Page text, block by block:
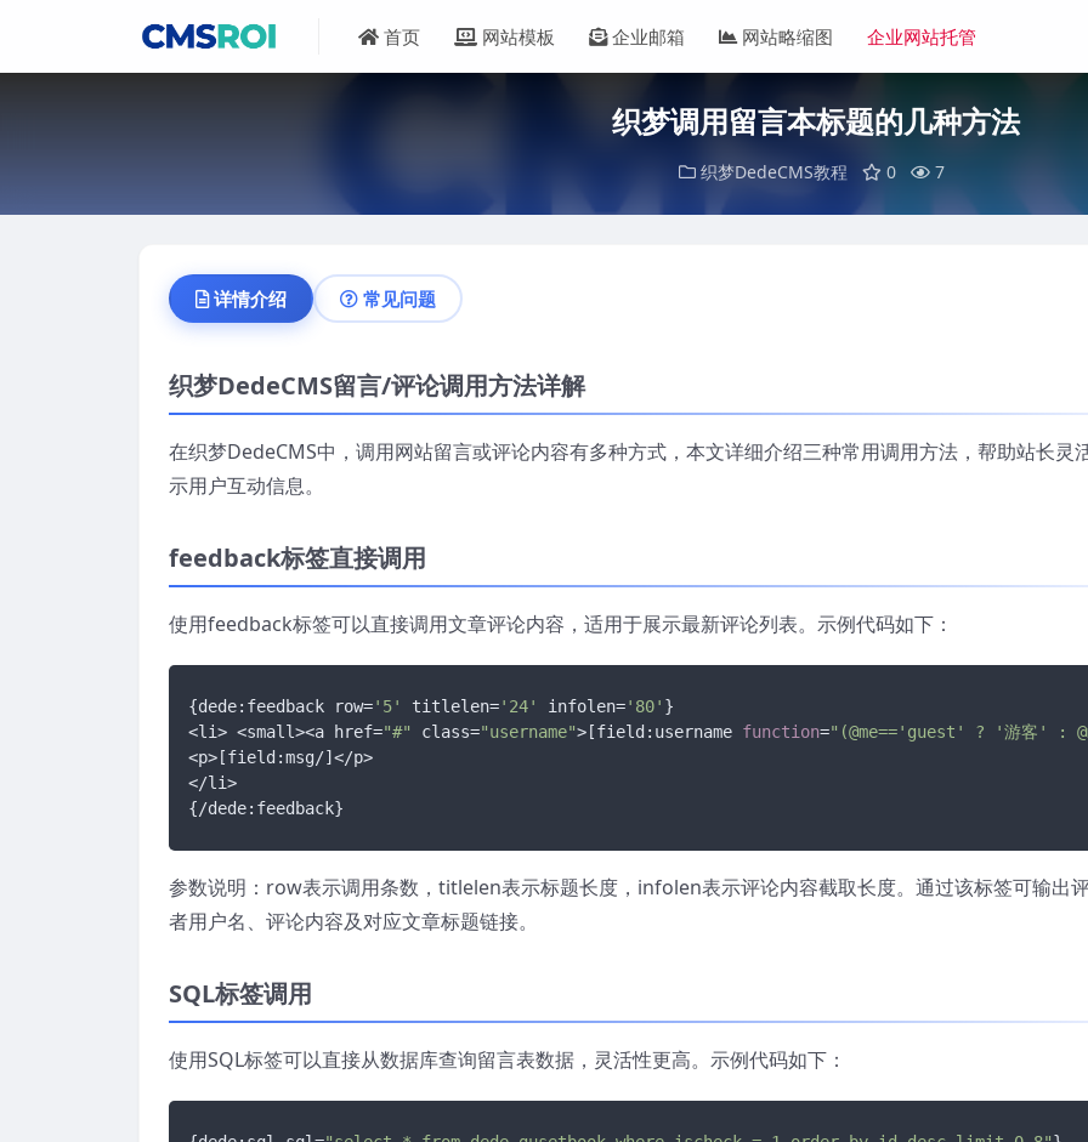
首页 网站模板 企业邮箱 网站略缩图 企业网站托管
织梦调用留言本标题的几种方法
织梦DedeCMS教程 0 7
详情介绍 常见问题
织梦DedeCMS留言/评论调用方法详解
在织梦DedeCMS中，调用网站留言或评论内容有多种方式，本文详细介绍三种常用调用方法，帮助站长灵
示用户互动信息。
feedback标签直接调用
使用feedback标签可以直接调用文章评论内容，适用于展示最新评论列表。示例代码如下：
{dede:feedback row='5' titlelen='24' infolen='80' }
<li> <small><a href="#" class="username">[field:username function="(@me=='guest' ? '游客' :
<p>[field:msg/]</p>
</li>
{/dede:feedback}
参数说明：row表示调用条数，titlelen表示标题长度，infolen表示评论内容截取长度。通过该标签可输出
者用户名、评论内容及对应文章标题链接。
SQL标签调用
使用SQL标签可以直接从数据库查询留言表数据，灵活性更高。示例代码如下：